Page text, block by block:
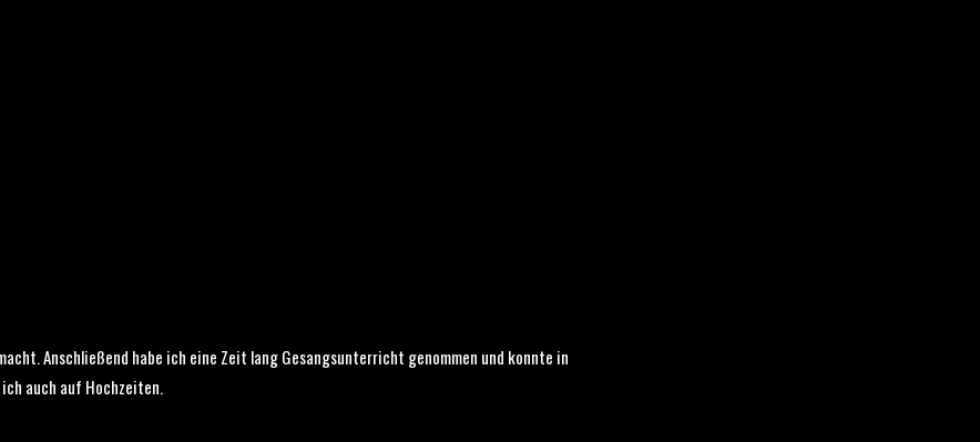
Anschließend habe ich eine Zeit lang Gesangsunterricht genommen und konnte in
auch auf Hochzeiten.